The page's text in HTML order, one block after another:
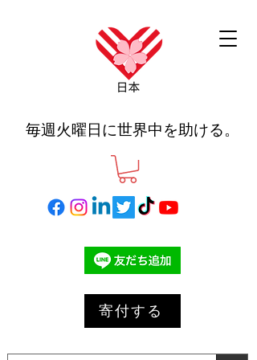
毎週火曜日に世界中を助ける。
寄付する